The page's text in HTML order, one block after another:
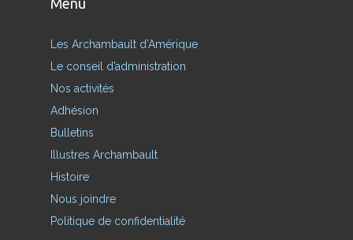
Menu
Les Archambault d’Amérique
Le conseil d’administration
Nos activités
Adhésion
Bulletins
Illustres Archambault
Histoire
Nous joindre
Politique de confidentialité